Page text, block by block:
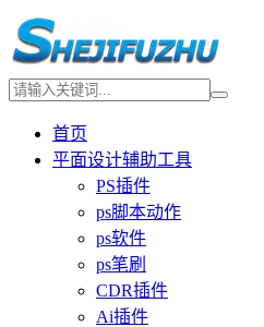
首页
平面设计辅助工具
PS插件
ps脚本动作
ps软件
ps笔刷
CDR插件
Ai插件